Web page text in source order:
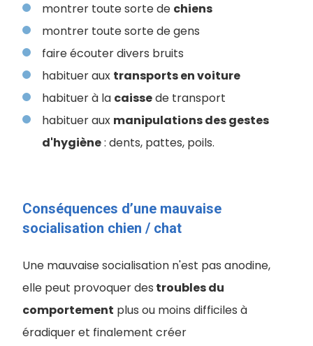
montrer toute sorte de chiens
montrer toute sorte de gens
faire écouter divers bruits
habituer aux transports en voiture
habituer à la caissede transport
habituer aux manipulations des gestes
d'hygiène: dents, pattes, poils.
Conséquences d’une mauvaise
socialisation chien / chat
Une mauvaise socialisation n'est pas anodine,
elle peut provoquer des troubles du
comportement plus ou moins difficiles à
éradiquer et finalement créer